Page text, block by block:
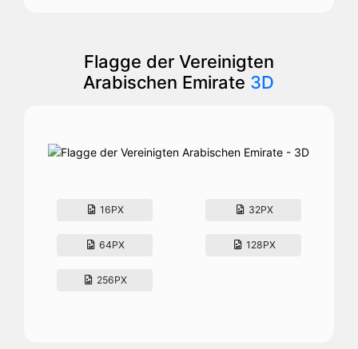
Flagge der Vereinigten
Arabischen Emirate 3D
16PX 32PX
64PX 128PX
256PX